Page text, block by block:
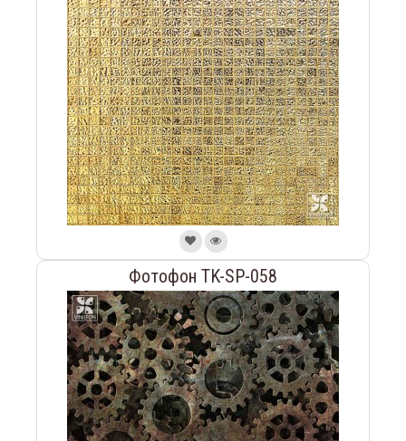
Фотофон TK-SP-058